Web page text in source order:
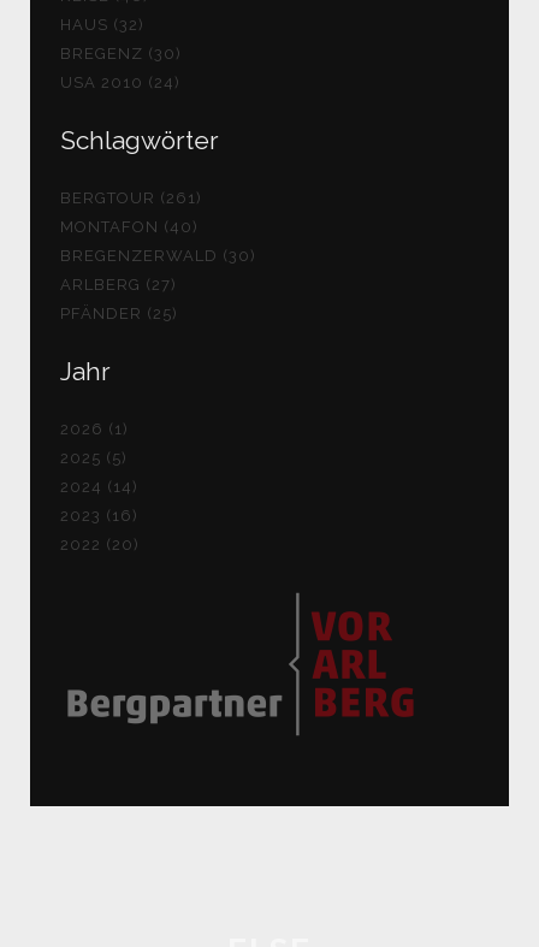
HAUS (32)
BREGENZ (30)
USA 2010 (24)
Schlagwörter
BERGTOUR (261)
MONTAFON (40)
BREGENZERWALD (30)
ARLBERG (27)
PFÄNDER (25)
Jahr
2026 (1)
2025 (5)
2024 (14)
2023 (16)
2022 (20)